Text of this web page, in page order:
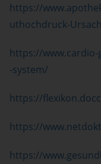
https://
uthochdruck-
https://
-system/
https://
https://
https://